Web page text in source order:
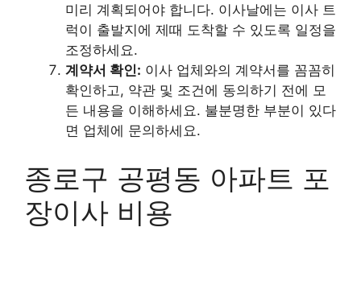
미리 계획되어야 합니다. 이사날에는 이사 트
럭이 출발지에 제때 도착할 수 있도록 일정을
조정하세요.
계약서 확인: 이사 업체와의 계약서를 꼼꼼히
확인하고, 약관 및 조건에 동의하기 전에 모
든 내용을 이해하세요. 불분명한 부분이 있다
면 업체에 문의하세요.
종로구 공평동 아파트 포
장이사 비용